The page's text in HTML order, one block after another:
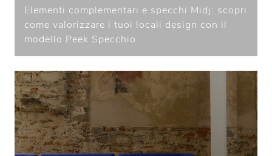
Elementi complementari e specchi Midj: scopri
come valorizzare i tuoi locali design con il
modello Peek Specchio.